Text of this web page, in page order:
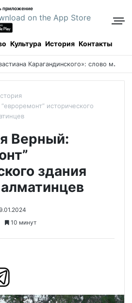
приложение
Культура История Контакты
все начиналось, и кто все начинал
исторического
Верный:
здания
10 минут